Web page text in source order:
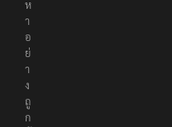
นื้
อ
ห
า
อ
ย่
า
ง